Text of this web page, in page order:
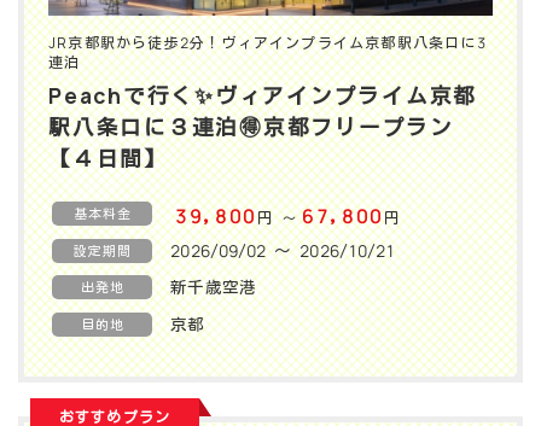
JR京都駅から徒歩2分！ヴィアインプライム京都駅八条口に3
連泊
Peachで行く✨️ヴィアインプライム京都
駅八条口に３連泊🉐京都フリープラン
【４日間】
基本料金 39,800円〜67,800円
設定期間 2026/09/02 〜 2026/10/21
出発地 新千歳空港
目的地 京都
おすすめプラン